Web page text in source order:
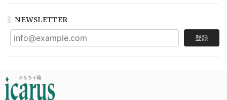
NEWSLETTER
登録